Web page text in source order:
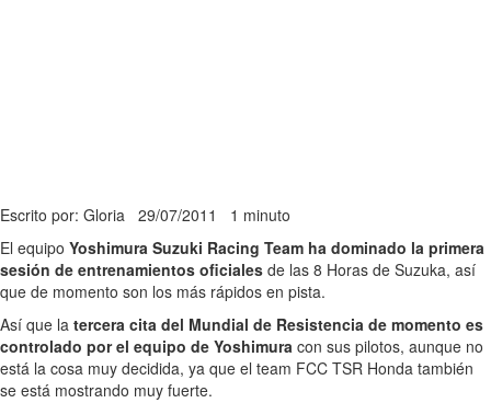
Escrito por: Gloria 29/07/2011 1 minuto
El equipo Yoshimura Suzuki Racing Team ha dominado la primera
sesión de entrenamientos oficiales de las 8 Horas de Suzuka, así
que de momento son los más rápidos en pista.
Así que la tercera cita del Mundial de Resistencia de momento es
controlado por el equipo de Yoshimura con sus pilotos, aunque no
está la cosa muy decidida, ya que el team FCC TSR Honda también
se está mostrando muy fuerte.